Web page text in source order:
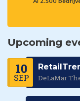
Upcoming
10
SEP DeLaMar